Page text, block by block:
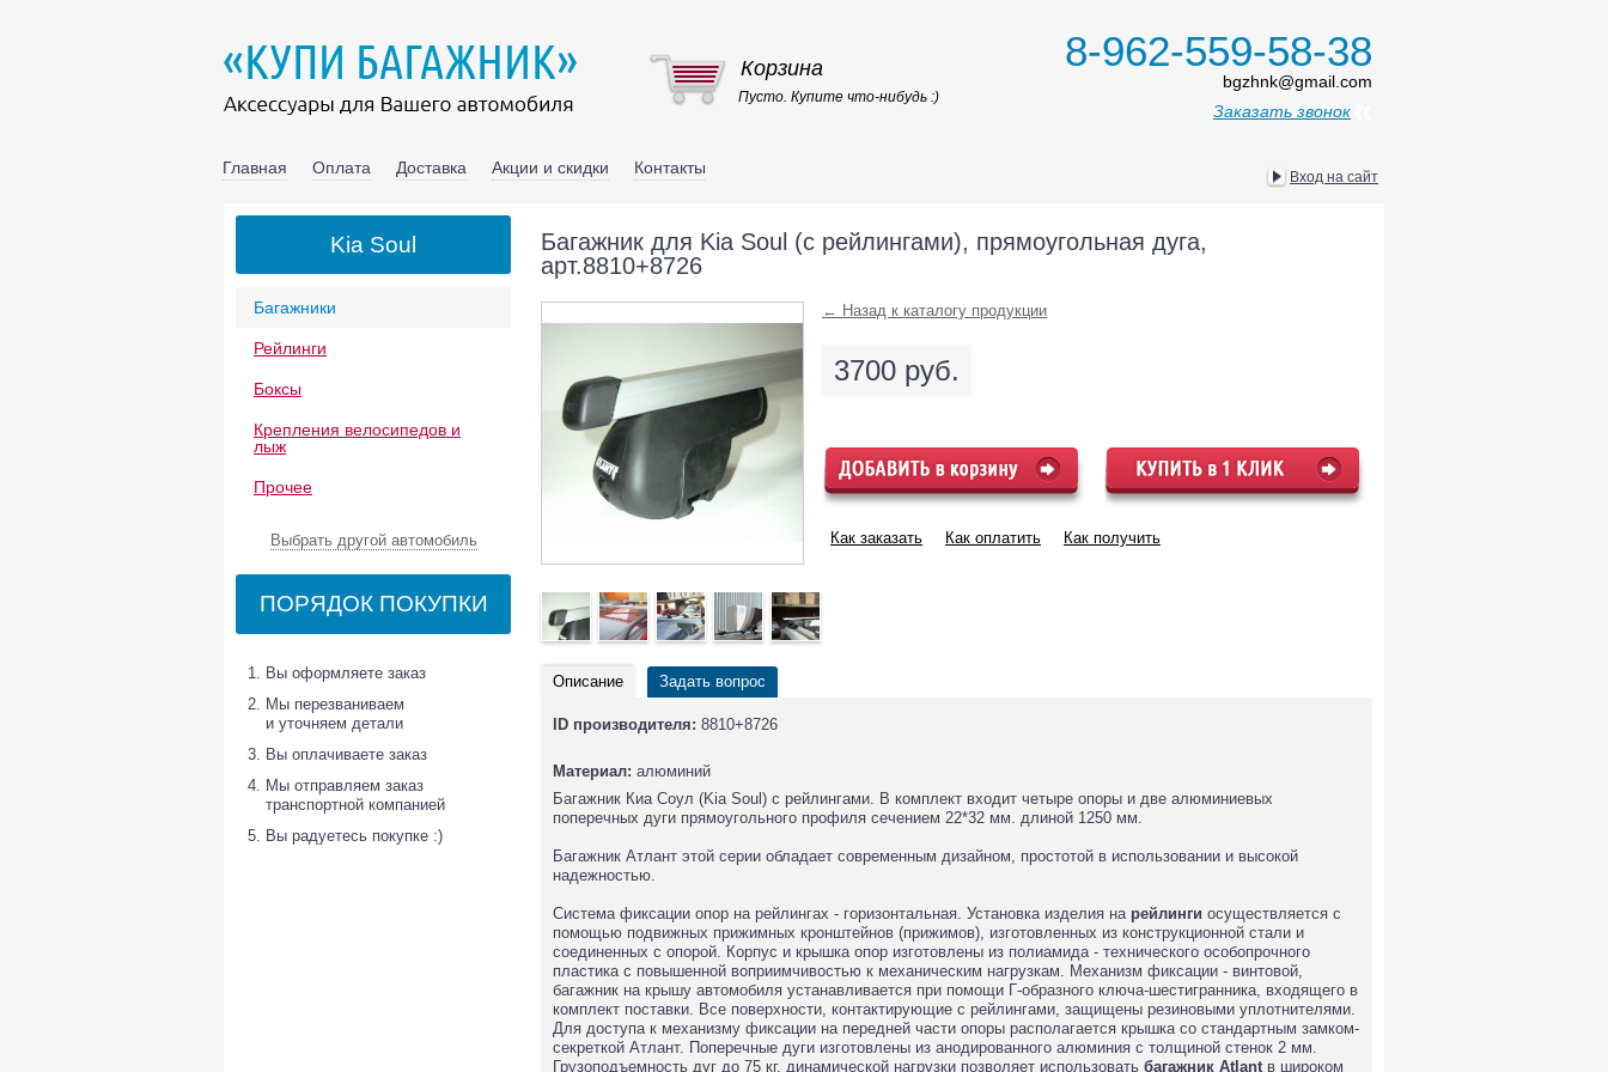
8-962-559-58-38
bgzhnk@gmail.com
Главная Оплата Доставка Акции и скидки Контакты
Заказать звонок
Корзина
Пусто. Купите что-нибудь :)
Вход на сайт
Багажники
Рейлинги
Боксы
Крепления велосипедов и
лыж
Прочее
Выбрать другой автомобиль
ПОРЯДОК ПОКУПКИ
Вы оформляете заказ
Мы перезваниваем
и уточняем детали
Вы оплачиваете заказ
Мы отправляем заказ
транспортной компанией
Вы радуетесь покупке :)
Багажник для Kia Soul (с рейлингами), прямоугольная дуга,
арт.8810+8726
← Назад к каталогу продукции
3700 руб.
Как заказать Как оплатить Как получить
Описание Задать вопрос
ID производителя: 8810+8726
Материал: алюминий
Багажник Киа Соул (Kia Soul) с рейлингами. В комплект входит четыре опоры и две алюминиевых
поперечных дуги прямоугольного профиля сечением 22*32 мм. длиной 1250 мм.
Багажник Атлант этой серии обладает современным дизайном, простотой в использовании и высокой
надежностью.
Система фиксации опор на рейлингах - горизонтальная. Установка изделия на рейлинги осуществляется с
помощью подвижных прижимных кронштейнов (прижимов), изготовленных из конструкционной стали и
соединенных с опорой. Корпус и крышка опор изготовлены из полиамида - технического особопрочного
пластика с повышенной воприимчивостью к механическим нагрузкам. Механизм фиксации - винтовой,
багажник на крышу автомобиля устанавливается при помощи Г-образного ключа-шестигранника, входящего в
комплект поставки. Все поверхности, контактирующие с рейлингами, защищены резиновыми уплотнителями.
Для доступа к механизму фиксации на передней части опоры располагается крышка со стандартным замком-
секреткой Атлант. Поперечные дуги изготовлены из анодированного алюминия с толщиной стенок 2 мм.
Грузоподъемность дуг до 75 кг. динамической нагрузки позволяет использовать багажник Atlantв широком
Kia Soul